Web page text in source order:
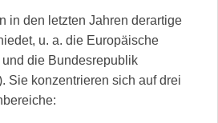
in den letzten Jahren derartige
u. a. die Europäische
die Bundesrepublik
Sie konzentrieren sich auf drei